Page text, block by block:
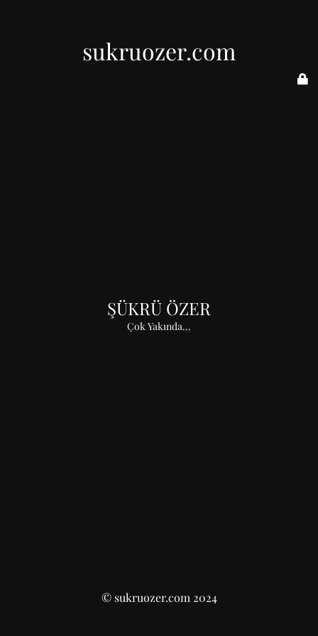
sukruozer.com
ŞÜKRÜ ÖZER
Çok Yakında...
© sukruozer.com 2024